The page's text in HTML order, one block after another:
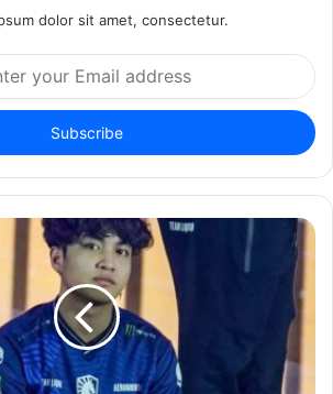
dolor sit amet, consectetur.